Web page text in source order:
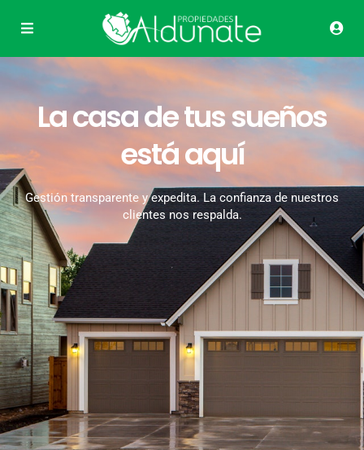
La casa de tus sueños
está aquí
Gestión transparente y expedita. La confianza de nuestros
clientes nos respalda.